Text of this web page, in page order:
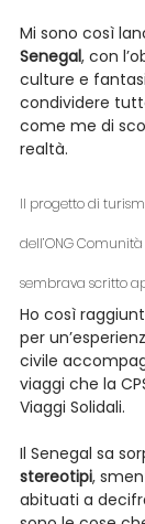
Mi sono così
Senegal, con
culture e
condividere
come me di
realtà.
Il progetto di
dell’ONG
sembrava scritto
Ho così
per
civile
viaggi che la
Viaggi Solidali.
Il Senegal sa
stereotipi,
abituati a